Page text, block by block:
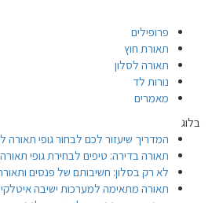
פרופילים
תאורת חוץ
תאורה לסלון
נורות לד
מאמרים
בלוג
המדריך שיעזור לכם לבחור גופי תאורה
תאורה בדירה: טיפים לבחירת גופי
לא רק בסלון: חשיבותם של פנסים
תאורה מתאימה למערכות ישיבה